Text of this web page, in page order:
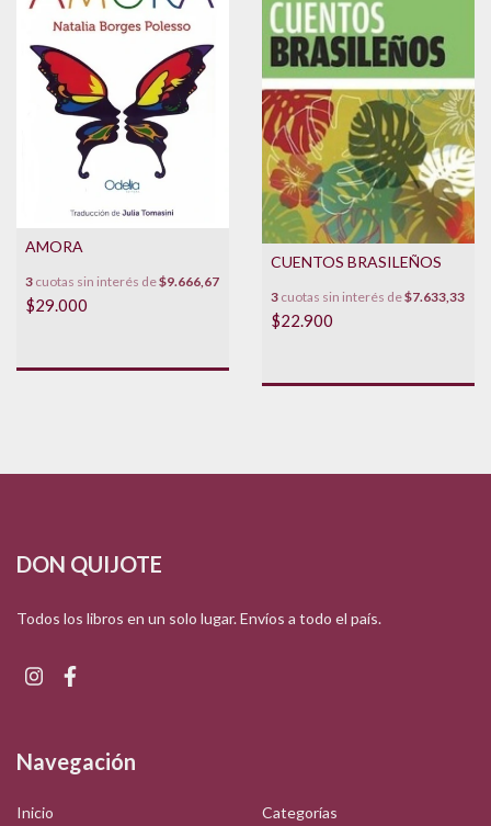
AMORA
3 cuotas sin interés de$9.666,67
$29.000
CUENTOS BRASILEÑOS
3 cuotas sin interés de$7.633,33
$22.900
DON QUIJOTE
Todos los libros en un solo lugar. Envíos a todo el país.
Navegación
Inicio Categorías